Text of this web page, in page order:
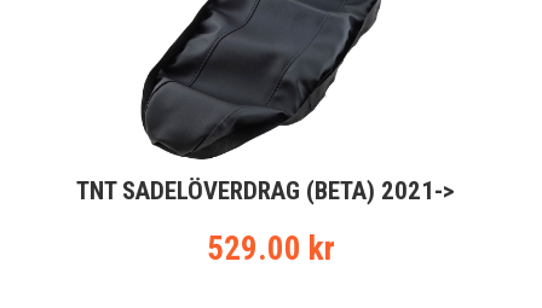
VÄLJ
När du valt kommer butiken visa delar för vald moped
TNT SADELÖVERDRAG (BETA) 2021->
529.00 kr